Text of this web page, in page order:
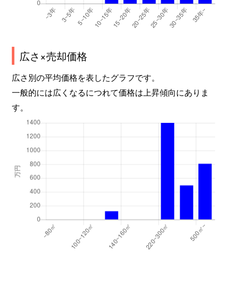
広さ×売却価格
広さ別の平均価格を表したグラフです。
一般的には広くなるにつれて価格は上昇傾向にありま
す。